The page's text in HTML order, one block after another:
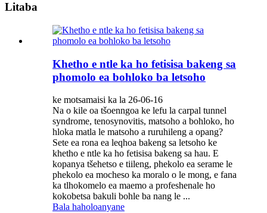
Litaba
Khetho e ntle ka ho fetisisa bakeng sa
phomolo ea bohloko ba letsoho
ke motsamaisi ka la 26-06-16
Na o kile oa tšoenngoa ke lefu la carpal tunnel
syndrome, tenosynovitis, matsoho a bohloko, ho
hloka matla le matsoho a ruruhileng a opang?
Sete ea rona ea leqhoa bakeng sa letsoho ke
khetho e ntle ka ho fetisisa bakeng sa hau. E
kopanya tšehetso e tiileng, phekolo ea serame le
phekolo ea mocheso ka moralo o le mong, e fana
ka tlhokomelo ea maemo a profeshenale ho
kokobetsa bakuli bohle ba nang le ...
Bala haholoanyane